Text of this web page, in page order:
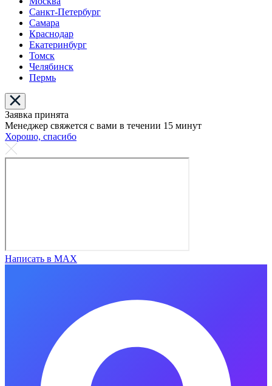
Санкт-Петербург
Самара
Краснодар
Екатеринбург
Томск
Челябинск
Пермь
Заявка принята
Менеджер свяжется с вами в течении 15 минут
Хорошо, спасибо
Написать в MAX